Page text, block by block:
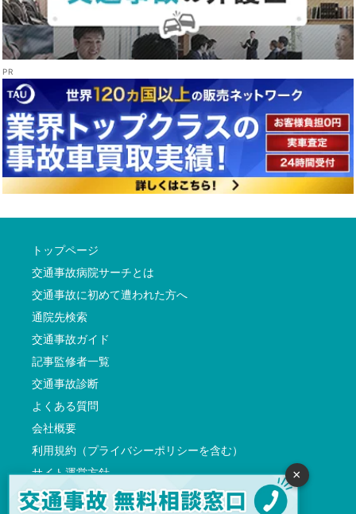
トップページ
交通事故病院サーチとは
交通事故に初めて遭われた方へ
通院先検索
交通事故ガイド
記事監修者一覧
交通事故診断
よくある質問
会社概要
利用規約（プライバシーポリシーを含む）
サイト運営方針
反社会的勢力に対する基本方針
×